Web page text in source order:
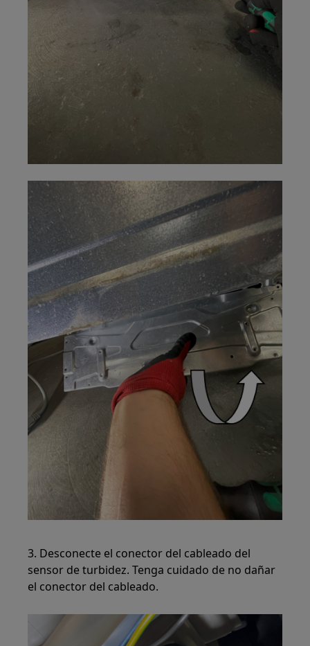
3. Desconecte el conector del cableado del
sensor de turbidez. Tenga cuidado de no dañar
el conector del cableado.